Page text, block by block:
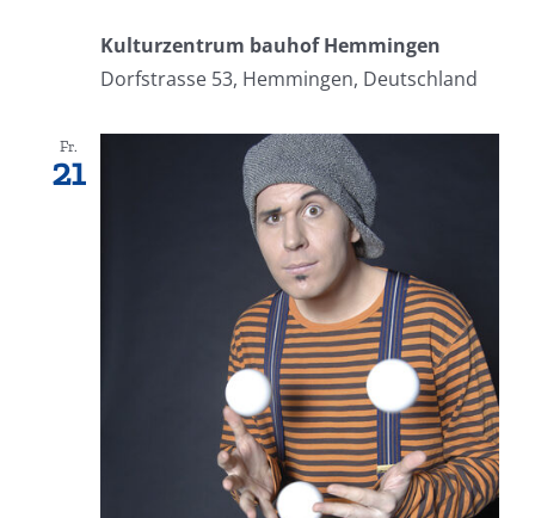
Kulturzentrum bauhof Hemmingen
Dorfstrasse 53, Hemmingen, Deutschland
Fr.
21